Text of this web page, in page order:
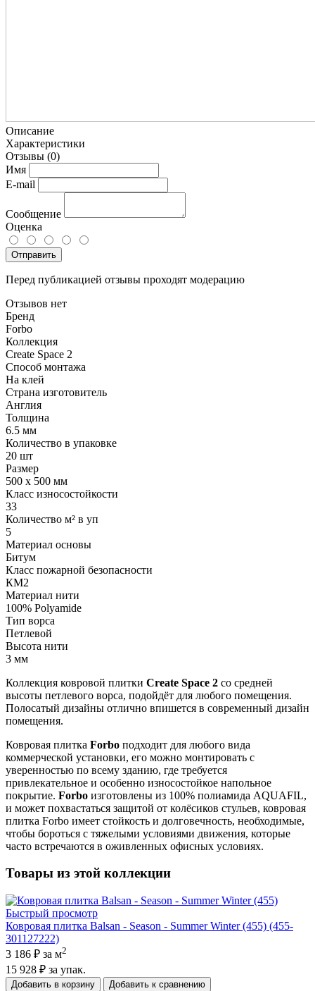
Описание
Характеристики
Отзывы (0)
Имя
E-mail
Сообщение
Оценка
Отправить
Перед публикацией отзывы проходят модерацию
Отзывов нет
Бренд
Forbo
Коллекция
Create Space 2
Способ монтажа
На клей
Страна изготовитель
Англия
Толщина
6.5 мм
Количество в упаковке
20 шт
Размер
500 x 500 мм
Класс износостойкости
33
Количество м² в уп
5
Материал основы
Битум
Класс пожарной безопасности
КМ2
Материал нити
100% Polyamide
Тип ворса
Петлевой
Высота нити
3 мм
Коллекция ковровой плитки Create Space 2 со средней
высоты петлевого ворса, подойдёт для любого помещения.
Полосатый дизайны отлично впишется в современный дизайн
помещения.
Ковровая плитка Forbo подходит для любого вида
коммерческой установки, его можно монтировать с
уверенностью по всему зданию, где требуется
привлекательное и особенно износостойкое напольное
покрытие. Forbo изготовлены из 100% полиамида AQUAFIL,
и может похвастаться защитой от колёсиков стульев, ковровая
плитка Forbo имеет стойкость и долговечность, необходимые,
чтобы бороться с тяжелыми условиями движения, которые
часто встречаются в оживленных офисных условиях.
Товары из этой коллекции
Быстрый просмотр
Ковровая плитка Balsan - Season - Summer Winter (455) (455-
301127222)
3 186 ₽ за м2
15 928 ₽ за упак.
Добавить в корзину Добавить к сравнению